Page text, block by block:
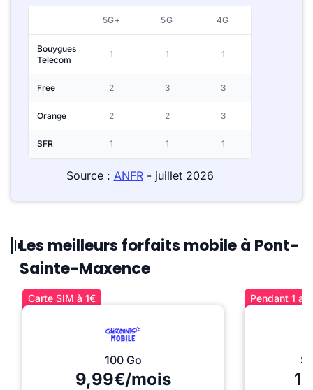
5G+ 5G 4G
Bouygues
Telecom
1 1 1
Free 2 3 3
Orange 2 2 3
SFR 1 1 1
Source : ANFR- juillet 2026
Les meilleurs forfaits mobile à Pont-
Sainte-Maxence
Carte SIM à 1€
100 Go
9,99€/mois
Pendant 1